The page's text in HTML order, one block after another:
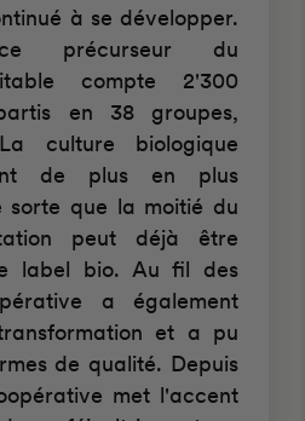
à se développer.
ce précurseur du
compte 2'300
en 38 groupes,
culture biologique
de plus en plus
sorte que la moitié du
peut déjà être
label bio. Au fil des
a également
et a pu
de qualité. Depuis
met l'accent